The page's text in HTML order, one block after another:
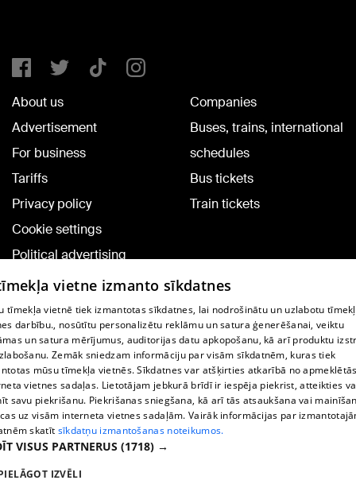
About us
Advertisement
For business
Tariffs
Privacy policy
Cookie settings
Political advertising
Cookie policy
Commenting terms
Companies
Buses, trains, international
schedules
Bus tickets
Train tickets
TV program
Contract rules
360 Ziņu kontakti
Helio Media
Vortal assistance service: e-mail -
vietne izmanto sīkdatnes
tīmekļa vietnē tiek izmantotas sīkdatnes, lai nodrošinātu un uzlabotu
darbību., nosūtītu personalizētu reklāmu un satura ģenerēšanai, veiktu
un satura mērījumus, auditorijas datu apkopošanu, kā arī produktu
Zemāk sniedzam informāciju par visām sīkdatnēm, kuras tiek
mūsu tīmekļa vietnēs. Sīkdatnes var atšķirties atkarībā no
vietnes sadaļas. Lietotājam jebkurā brīdī ir iespēja piekrist, atteikties
savu piekrišanu. Piekrišanas sniegšana, kā arī tās atsaukšana vai
uz visām interneta vietnes sadaļām. Vairāk informācijas par
skatīt sīkdatņu izmantošanas noteikumos.
VISUS PARTNERUS (1718) →
IZVĒLI